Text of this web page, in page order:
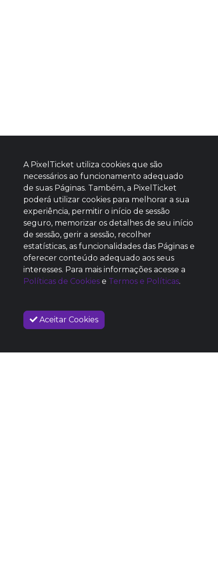
Baixe agora nosso app
SEM REPUTAÇÃO
DEFINIDA
A PixelTicket utiliza cookies que são
necessários ao funcionamento adequado
de suas Páginas. Também, a PixelTicket
poderá utilizar cookies para melhorar a sua
experiência, permitir o início de sessão
seguro, memorizar os detalhes de seu início
de sessão, gerir a sessão, recolher
estatísticas, as funcionalidades das Páginas e
oferecer conteúdo adequado aos seus
interesses. Para mais informações acesse a
Políticas de Cookies e Termos e Políticas.
Aceitar Cookies